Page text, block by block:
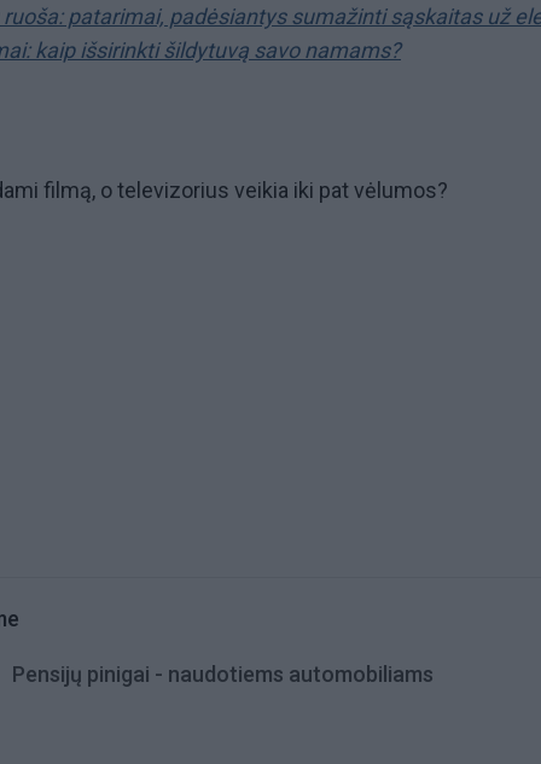
ruoša: patarimai, padėsiantys sumažinti sąskaitas už
kaip išsirinkti šildytuvą savo namams?
filmą, o televizorius veikia iki pat vėlumos?
Pensijų pinigai - naudotiems automobiliams